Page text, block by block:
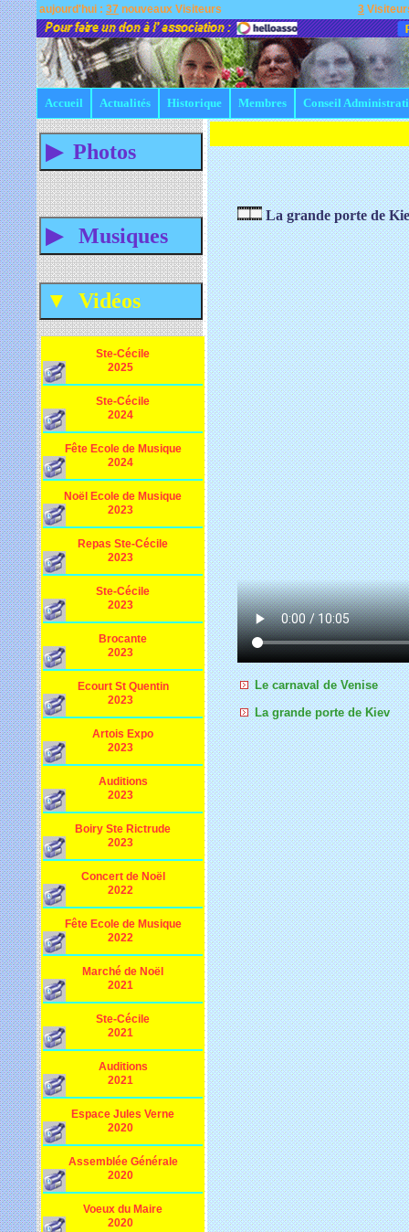
aujourd'hui : 37 nouveaux Visiteurs 3
Accueil Actualités Historique Membres Conseil
Ste-Cécile
2025
Ste-Cécile
2024
Fête Ecole de Musique
2024
Noël Ecole de Musique
2023
Repas Ste-Cécile
2023
Ste-Cécile
2023
Brocante
2023
Ecourt St Quentin
2023
Artois Expo
2023
Auditions
2023
Boiry Ste Rictrude
2023
Concert de Noël
2022
Fête Ecole de Musique
2022
Marché de Noël
2021
Ste-Cécile
2021
Auditions
2021
Espace Jules Verne
2020
Assemblée Générale
2020
Voeux du Maire
2020
La grande porte de
Le carnaval de Venise
La grande porte de Kiev